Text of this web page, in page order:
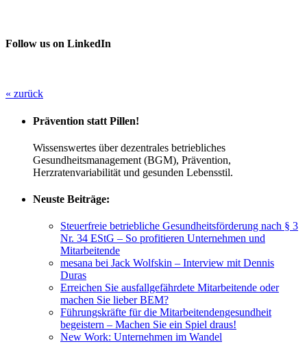
Follow us on LinkedIn
« zurück
Prävention statt Pillen!
Wissenswertes über dezentrales betriebliches
Gesundheitsmanagement (BGM), Prävention,
Herzratenvariabilität und gesunden Lebensstil.
Neuste Beiträge:
Steuerfreie betriebliche Gesundheitsförderung nach § 3
Nr. 34 EStG – So profitieren Unternehmen und
Mitarbeitende
mesana bei Jack Wolfskin – Interview mit Dennis
Duras
Erreichen Sie ausfallgefährdete Mitarbeitende oder
machen Sie lieber BEM?
Führungskräfte für die Mitarbeitendengesundheit
begeistern – Machen Sie ein Spiel draus!
New Work: Unternehmen im Wandel